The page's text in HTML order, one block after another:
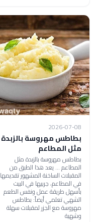
2026-07-08
بطاطس مهروسة بالزبدة
مثل المطاعم
بطاطس مهروسة بالزبدة مثل
المطاعم ... يعد هذا الطبق من
المقبلات الساخنة المشهور تقديمها
في المطاعم، جربيها في البيت
بأسهل طريقة عمل ونفس الطعم
الشهي تعلمي أيضاً: بطاطس
مهروسة مع الجزر لمقبلات سهلة
وشهية